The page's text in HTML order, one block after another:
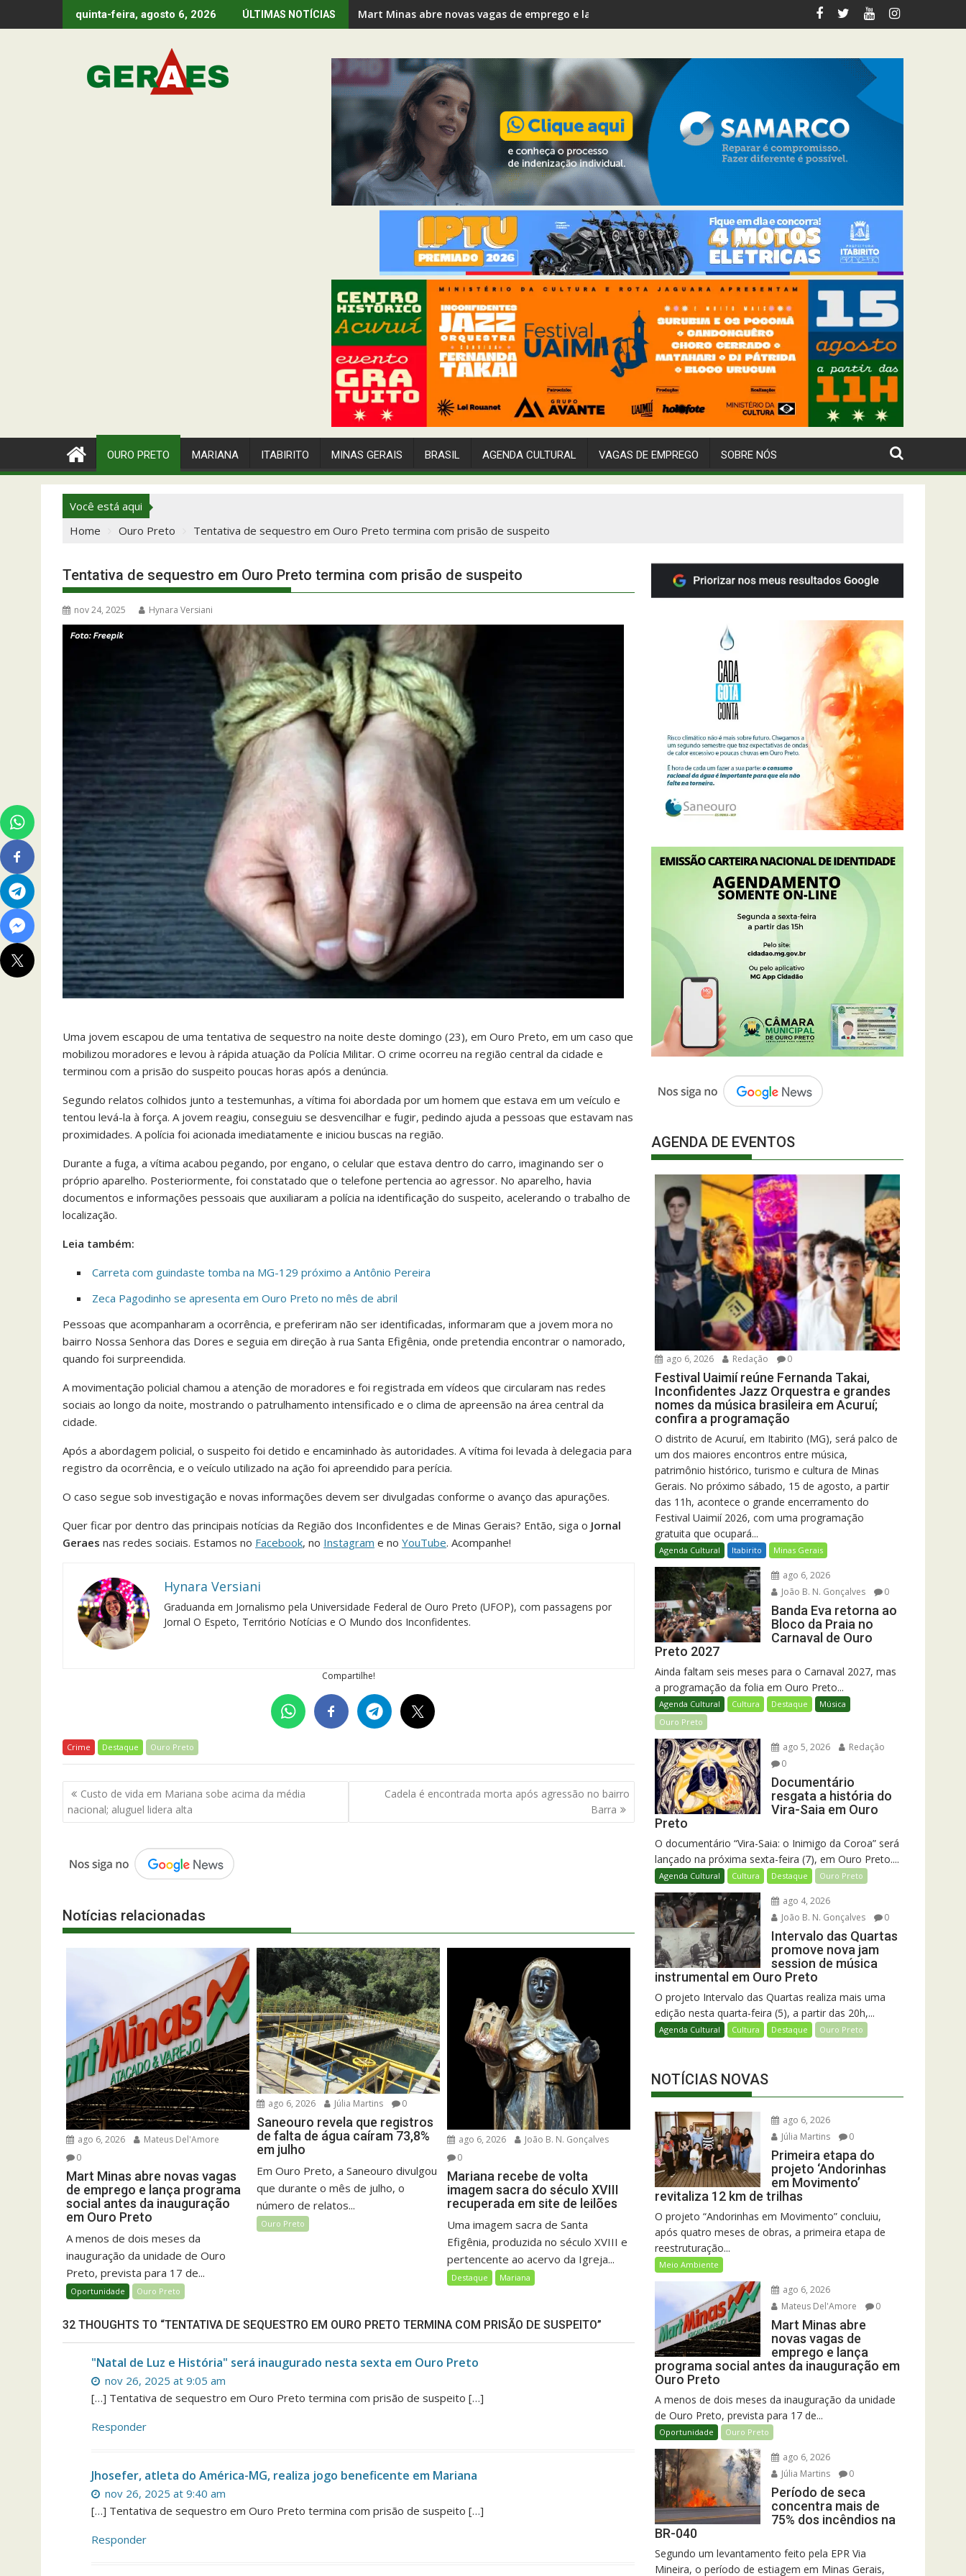
to
quinta-feira, agosto 6, 2026 ÚLTIMAS NOTÍCIAS Mart Minas abre novas vagas de emprego e lança programa social antes da inauguração em Ouro Preto
OURO PRETO MARIANA ITABIRITO MINAS GERAIS BRASIL AGENDA CULTURAL VAGAS DE EMPREGO SOBRE NÓS
Você está aqui
Home
Ouro Preto Tentativa de sequestro em Ouro Preto termina com prisão de suspeito
Tentativa de sequestro em Ouro Preto termina com prisão de suspeito
nov 24, 2025 Hynara Versiani
Uma jovem escapou de uma tentativa de sequestro na noite deste domingo (23), em Ouro Preto, em um caso que
mobilizou moradores e levou à rápida atuação da Polícia Militar. O crime ocorreu na região central da cidade e
terminou com a prisão do suspeito poucas horas após a denúncia.
Segundo relatos colhidos junto a testemunhas, a vítima foi abordada por um homem que estava em um veículo e
tentou levá-la à força. A jovem reagiu, conseguiu se desvencilhar e fugir, pedindo ajuda a pessoas que estavam nas
proximidades. A polícia foi acionada imediatamente e iniciou buscas na região.
Durante a fuga, a vítima acabou pegando, por engano, o celular que estava dentro do carro, imaginando ser o
próprio aparelho. Posteriormente, foi constatado que o telefone pertencia ao agressor. No aparelho, havia
documentos e informações pessoais que auxiliaram a polícia na identificação do suspeito, acelerando o trabalho de
localização.
Leia também:
Carreta com guindaste tomba na MG-129 próximo a Antônio Pereira
Zeca Pagodinho se apresenta em Ouro Preto no mês de abril
Pessoas que acompanharam a ocorrência, e preferiram não ser identificadas, informaram que a jovem mora no
bairro Nossa Senhora das Dores e seguia em direção à rua Santa Efigênia, onde pretendia encontrar o namorado,
quando foi surpreendida.
A movimentação policial chamou a atenção de moradores e foi registrada em vídeos que circularam nas redes
sociais ao longo da noite, mostrando o patrulhamento intensificado e o clima de apreensão na área central da
cidade.
Após a abordagem policial, o suspeito foi detido e encaminhado às autoridades. A vítima foi levada à delegacia para
registro da ocorrência, e o veículo utilizado na ação foi apreendido para perícia.
O caso segue sob investigação e novas informações devem ser divulgadas conforme o avanço das apurações.
Quer ficar por dentro das principais notícias da Região dos Inconfidentes e de Minas Gerais? Então, siga o Jornal
Geraes nas redes sociais. Estamos no Facebook, no Instagram e no YouTube. Acompanhe!
Hynara Versiani
Graduanda em Jornalismo pela Universidade Federal de Ouro Preto (UFOP), com passagens por
Jornal O Espeto, Território Notícias e O Mundo dos Inconfidentes.
Compartilhe!
Crime Destaque Ouro Preto
Navegação
de
Post
Custo de vida em Mariana sobe acima da média
nacional; aluguel lidera alta
Cadela é encontrada morta após agressão no bairro
Barra
Notícias relacionadas
ago 6, 2026
Mateus Del'Amore
0
Mart Minas abre novas vagas
de emprego e lança programa
social antes da inauguração
em Ouro Preto
A menos de dois meses da
inauguração da unidade de Ouro
Preto, prevista para 17 de...
Oportunidade Ouro Preto
ago 6, 2026 Júlia Martins 0
Saneouro revela que registros
de falta de água caíram 73,8%
em julho
Em Ouro Preto, a Saneouro divulgou
que durante o mês de julho, o
número de relatos...
Ouro Preto
ago 6, 2026
João B. N. Gonçalves
0
Mariana recebe de volta
imagem sacra do século XVIII
recuperada em site de leilões
Uma imagem sacra de Santa
Efigênia, produzida no século XVIII e
pertencente ao acervo da Igreja...
Destaque Mariana
32 THOUGHTS TO “TENTATIVA DE SEQUESTRO EM OURO PRETO TERMINA COM PRISÃO DE SUSPEITO”
"Natal de Luz e História" será inaugurado nesta sexta em Ouro Preto
nov 26, 2025 at 9:05 am
[…] Tentativa de sequestro em Ouro Preto termina com prisão de suspeito […]
Responder
Jhosefer, atleta do América-MG, realiza jogo beneficente em Mariana
nov 26, 2025 at 9:40 am
[…] Tentativa de sequestro em Ouro Preto termina com prisão de suspeito […]
Responder
AGENDA DE EVENTOS
ago 6, 2026 Redação 0
Festival Uaimií reúne Fernanda Takai,
Inconfidentes Jazz Orquestra e grandes
nomes da música brasileira em Acuruí;
confira a programação
O distrito de Acuruí, em Itabirito (MG), será palco de
um dos maiores encontros entre música,
patrimônio histórico, turismo e cultura de Minas
Gerais. No próximo sábado, 15 de agosto, a partir
das 11h, acontece o grande encerramento do
Festival Uaimií 2026, com uma programação
gratuita que ocupará...
Agenda Cultural Itabirito Minas Gerais
ago 6, 2026
João B. N. Gonçalves
0
Banda Eva retorna ao
Bloco da Praia no
Carnaval de Ouro
Preto 2027
Ainda faltam seis meses para o Carnaval 2027, mas
a programação da folia em Ouro Preto...
Agenda Cultural Cultura Destaque
Música
Ouro Preto
ago 5, 2026
Redação
0
Documentário
resgata a história do
Vira-Saia em Ouro
Preto
O documentário “Vira-Saia: o Inimigo da Coroa” será
lançado na próxima sexta-feira (7), em Ouro Preto....
Agenda Cultural Cultura Destaque Ouro Preto
ago 4, 2026
João B. N. Gonçalves
0
Intervalo das Quartas
promove nova jam
session de música
instrumental em Ouro Preto
O projeto Intervalo das Quartas realiza mais uma
edição nesta quarta-feira (5), a partir das 20h,...
Agenda Cultural Cultura Destaque Ouro Preto
NOTÍCIAS NOVAS
ago 6, 2026
Júlia Martins
0
Primeira etapa do
projeto ‘Andorinhas
em Movimento’
revitaliza 12 km de trilhas
O projeto “Andorinhas em Movimento” concluiu,
após quatro meses de obras, a primeira etapa de
reestruturação...
Meio Ambiente
ago 6, 2026
Mateus Del'Amore
0
Mart Minas abre
novas vagas de
emprego e lança
programa social antes da inauguração em
Ouro Preto
A menos de dois meses da inauguração da unidade
de Ouro Preto, prevista para 17 de...
Oportunidade Ouro Preto
ago 6, 2026
Júlia Martins
0
Período de seca
concentra mais de
75% dos incêndios na
BR-040
Segundo um levantamento feito pela EPR Via
Mineira, o período de estiagem em Minas Gerais,